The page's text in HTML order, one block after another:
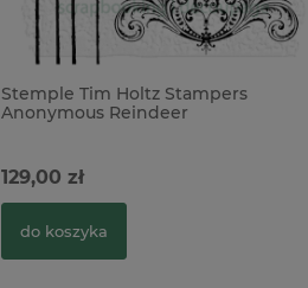
Stemple Tim Holtz Stampers
Anonymous Reindeer
129,00 zł
do koszyka